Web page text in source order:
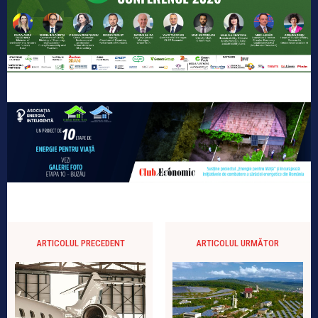
ARTICOLUL PRECEDENT ARTICOLUL URMĂTOR